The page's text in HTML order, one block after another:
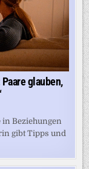
glauben,
Beziehungen
gibt Tipps und